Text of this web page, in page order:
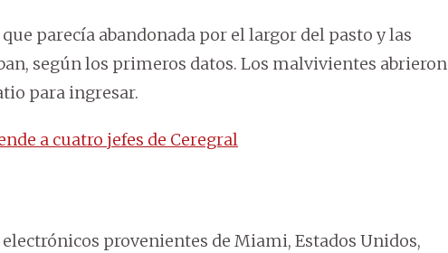
parecía abandonada por el largor del pasto y las
según los primeros datos. Los malvivientes abrieron
para ingresar.
a cuatro jefes de Ceregral
provenientes de Miami, Estados Unidos,